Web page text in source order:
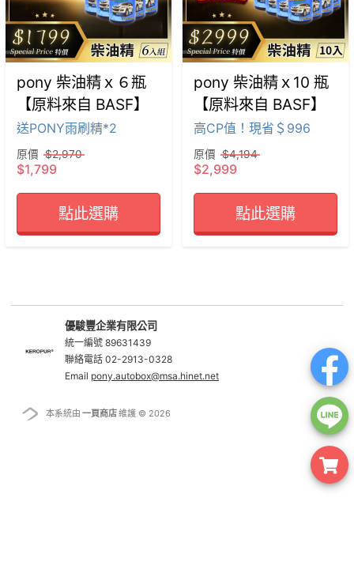
pony 柴油精ｘ６瓶
【原料來自 BASF】
送PONY雨刷精*2
原價 $2,970
$1,799
點此選購
pony 柴油精ｘ10 瓶
【原料來自 BASF】
高CP值！現省＄996
原價 $4,194
$2,999
點此選購
優駿豐企業有限公司
統一編號 89631439
聯絡電話 02-2913-0328
Email pony.autobox@msa.hinet.net
本系統由 一頁商店維護 © 2026